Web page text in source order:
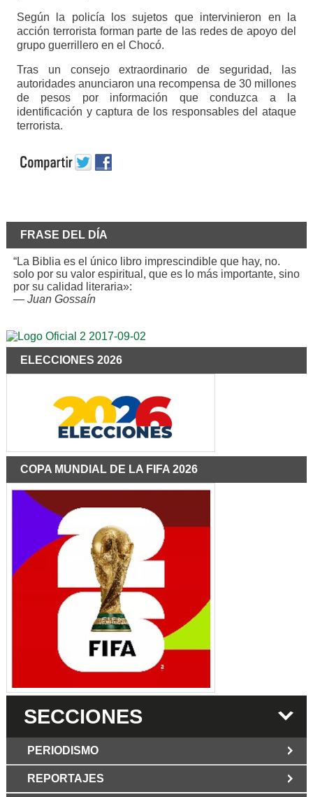
Según la policía los sujetos que intervinieron en la
acción terrorista forman parte de las redes de apoyo del
grupo guerrillero en el Chocó.
Tras un consejo extraordinario de seguridad, las
autoridades anunciaron una recompensa de 30 millones
de pesos por información que conduzca a la
identificación y captura de los responsables del ataque
terrorista.
FRASE DEL DÍA
“La Biblia es el único libro imprescindible que hay, no.
solo por su valor espiritual, que es lo más importante, sino
por su calidad literaria»:
— Juan Gossaín
ELECCIONES 2026
COPA MUNDIAL DE LA FIFA 2026
SECCIONES
PERIODISMO
Los Periodist@s
REPORTAJES